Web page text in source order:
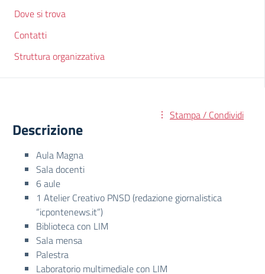
Dove si trova
Contatti
Struttura organizzativa
Stampa / Condividi
Descrizione
Aula Magna
Sala docenti
6 aule
1 Atelier Creativo PNSD (redazione giornalistica
“icpontenews.it”)
Biblioteca con LIM
Sala mensa
Palestra
Laboratorio multimediale con LIM